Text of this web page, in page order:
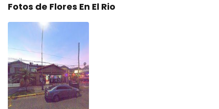
Fotos de Flores En El Rio